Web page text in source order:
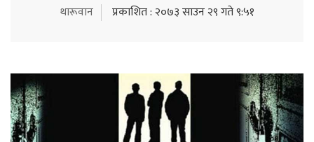
थारूवान प्रकाशित : २०७३ साउन २९ गते ९:५१